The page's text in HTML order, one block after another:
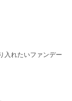
入れたいファンデー